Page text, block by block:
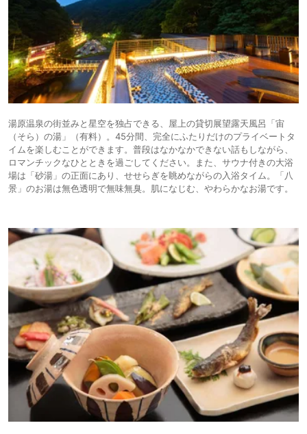
湯原温泉の街並みと星空を独占できる、屋上の貸切展望露天風呂「宙
（そら）の湯」（有料）。45分間、完全にふたりだけのプライベートタ
イムを楽しむことができます。普段はなかなかできない話もしながら、
ロマンチックなひとときを過ごしてください。また、サウナ付きの大浴
場は「砂湯」の正面にあり、せせらぎを眺めながらの入浴タイム。「八
景」のお湯は無色透明で無味無臭。肌になじむ、やわらかなお湯です。